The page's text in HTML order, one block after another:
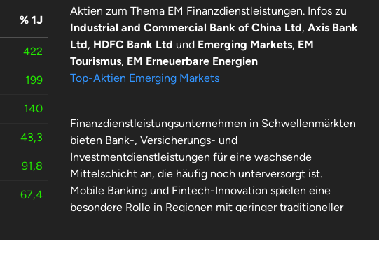
% 1J
422
199
140
43,3
91,8
67,4
Aktien zum Thema EM Finanzdienstleistungen. Infos zu
Industrial and Commercial Bank of China Ltd, Axis Bank
Ltd, HDFC Bank Ltd und Emerging Markets, EM
Tourismus, EM Erneuerbare Energien
Top-Aktien Emerging Markets
Finanzdienstleistungsunternehmen in Schwellenmärkten
bieten Bank-, Versicherungs- und
Investmentdienstleistungen für eine wachsende
Mittelschicht an, die häufig noch unterversorgt ist.
Mobile Banking und Fintech-Innovation spielen eine
besondere Rolle in Regionen mit geringer traditioneller
der Wirtschaft und steigenden Sparquoten.